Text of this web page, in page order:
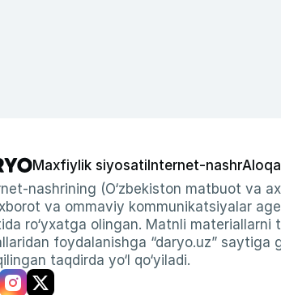
Maxfiylik siyosati Internet-nashr
nashrining (O‘zbekiston matbuot va
va ommaviy kommunikatsiyalar
ro‘yxatga olingan. Matnli materiallarni
foydalanishga “daryo.uz” saytiga
taqdirda yo‘l qo‘yiladi.